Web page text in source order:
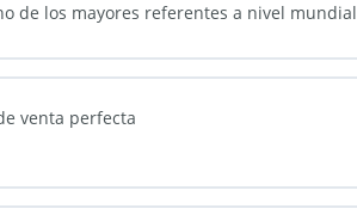
de los mayores referentes a nivel mundial
venta perfecta